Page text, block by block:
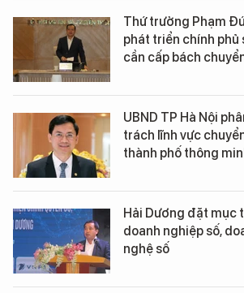
Thứ trưởng Phạm
phát triển chính phủ
cần cấp bách
UBND TP Hà Nội
trách lĩnh vực
thành phố thông
Hải Dương đặt mục
doanh nghiệp số,
nghệ số